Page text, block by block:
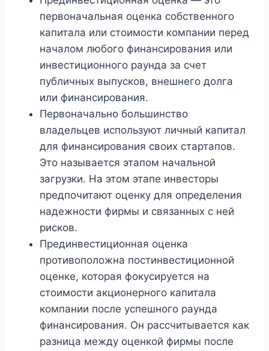
первоначальная оценка собственного
капитала или стоимости компании перед
началом любого финансирования или
инвестиционного раунда за счет
публичных выпусков, внешнего долга
или финансирования.
Первоначально большинство
владельцев используют личный капитал
для финансирования своих стартапов.
Это называется этапом начальной
загрузки. На этом этапе инвесторы
предпочитают оценку для определения
надежности фирмы и связанных с ней
рисков.
Прединвестиционная оценка
противоположна постинвестиционной
оценке, которая фокусируется на
стоимости акционерного капитала
компании после успешного раунда
финансирования. Он рассчитывается как
разница между оценкой фирмы после